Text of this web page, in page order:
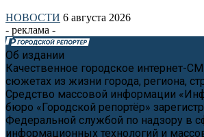
НОВОСТИ 6 августа 2026
- реклама -
Об издании
Качественное городское интернет-
сюжетах из жизни города, региона,
Средство массовой информации
бюро «Городской репортёр»
Федеральной службой по надзору в
информационных технологий и